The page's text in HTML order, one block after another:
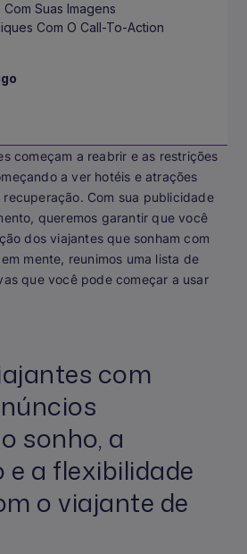
começam a reabrir e as restrições
a ver hotéis e atrações
Com sua publicidade
queremos garantir que você
dos viajantes que sonham com
mente, reunimos uma lista de
que você pode começar a usar
com
sonho, a
a flexibilidade
o viajante de
Suas Imagens
Com O Call-To-Action